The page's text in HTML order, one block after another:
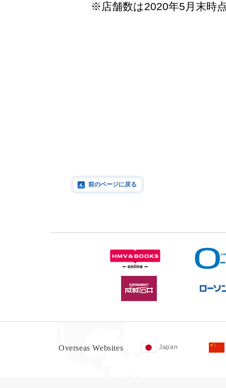
※店舗数は2020年5月末時
前のページに戻る
Overseas Websites Japan